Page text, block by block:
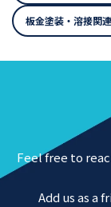
板金塗装・溶接関連
Feel free to
Add us as a